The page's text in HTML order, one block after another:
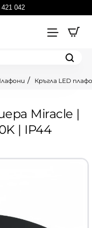
421 042
Miracle |
| IP44
Кръгла LED